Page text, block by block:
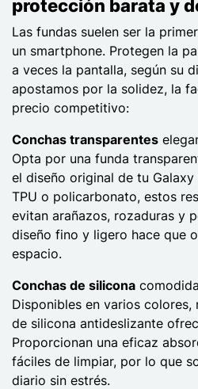
protección barata y
Las fundas suelen ser la
un smartphone. Protegen la
a veces la pantalla, según su
apostamos por la solidez, la
precio competitivo:
Conchas transparentes
Opta por una funda
el diseño original de tu
TPU o policarbonato, estos
evitan arañazos, rozaduras y
diseño fino y ligero hace que
espacio.
Conchas de silicona
Disponibles en varios colores,
de silicona antideslizante
Proporcionan una eficaz
fáciles de limpiar, por lo que
diario sin estrés.